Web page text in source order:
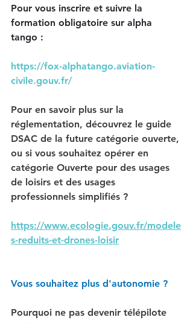
Pour vous inscrire et suivre la
formation obligatoire sur alpha
tango :
https://fox-alphatango.aviation-
civile.gouv.fr/
Pour en savoir plus sur la
réglementation, découvrez le guide
DSAC de la future catégorie ouverte,
ou si vous souhaitez opérer en
catégorie Ouverte pour des usages
de loisirs et des usages
professionnels simplifiés ?
https://www.ecologie.gouv.fr/modele
s-reduits-et-drones-loisir
Vous souhaitez plus d'autonomie ?
Pourquoi ne pas devenir télépilote